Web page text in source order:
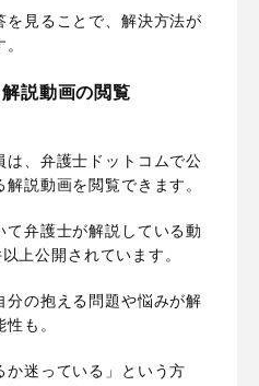
を見ることで、解決方法が
説動画の閲覧
は、弁護士ドットコムで公
説動画を閲覧できます。
弁護士が解説している動
上公開されています。
分の抱える問題や悩みが解
も。
か迷っている」という方